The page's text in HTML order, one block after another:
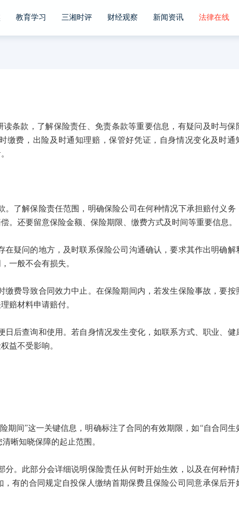
教育学习 三湘时评 财经观察 新闻资讯 法律在线
款，了解保险责任、免责条款等重要信息，有疑问及时与保
缴费，出险及时通知理赔，保管好凭证，自身情况变化及时通
解保险责任范围，明确保险公司在何种情况下承担赔付义务
。还要留意保险金额、保险期限、缴费方式及时间等重要信息。
问的地方，及时联系保险公司沟通确认，要求其作出明确解
一般不会有损失。
导致合同效力中止。在保险期间内，若发生保险事故，要按
赔材料申请赔付。
查询和使用。若自身情况发生变化，如联系方式、职业、健
益不受影响。
间”这一关键信息，明确标注了合同的有效期限，如“自合同生
晰知晓保障的起止范围。
此部分会详细说明保险责任从何时开始生效，以及在何种情
有的合同规定自投保人缴纳首期保费且保险公司同意承保后开